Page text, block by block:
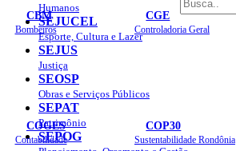
CBM
Bombeiros
CGE
Controladoria Geral
COGES
Contabilidade
COP30
Sustentabilidade Rondônia
Humanos
SEJUCEL
Esporte, Cultura e Lazer
SEJUS
Justiça
SEOSP
Obras e Serviços Públicos
SEPAT
Patrimônio
SEPOG